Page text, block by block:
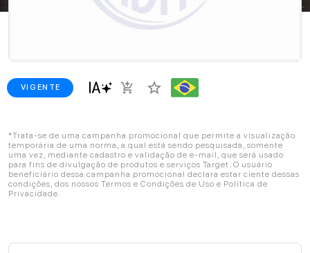
VIGENTE add_shopping_cart star_border
*Trata-se de uma campanha promocional que permite a visualização
temporária de uma norma, a qual está sendo pesquisada, somente
uma vez, mediante cadastro e validação de e-mail, que será usado
para fins de divulgação de produtos e serviços Target. O usuário
beneficiário dessa campanha promocional declara estar ciente dessas
condições, dos nossos Termos e Condições de Uso e Política de
Privacidade.